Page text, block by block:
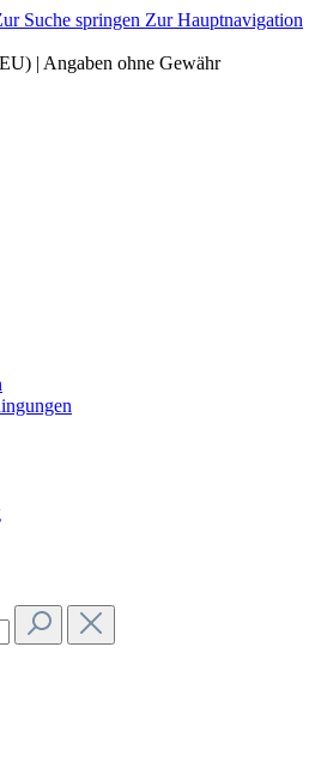
Suche springen Zur Hauptnavigation
| Angaben ohne Gewähr